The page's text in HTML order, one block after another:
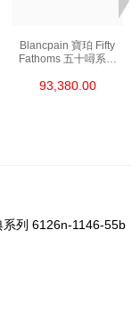
Blancpain 寶珀 Fifty
Fathoms 五十噚系列
93,380.00
列 6126n-1146-55b